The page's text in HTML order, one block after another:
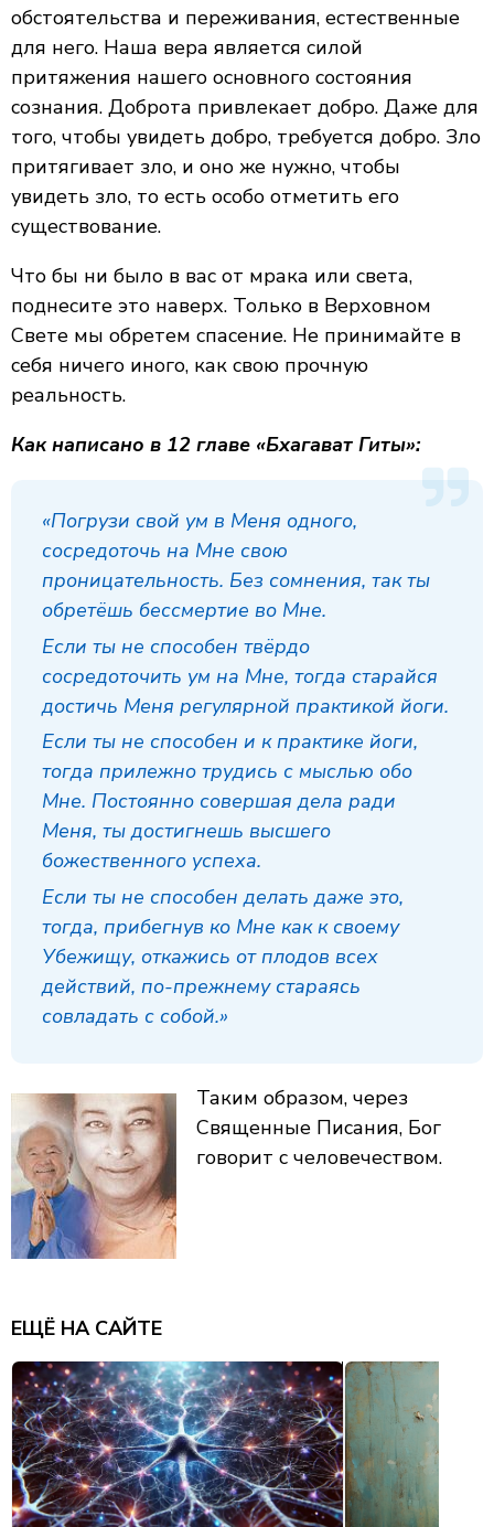
обстоятельства и переживания, естественные
для него. Наша вера является силой
притяжения нашего основного состояния
сознания. Доброта привлекает добро. Даже для
того, чтобы увидеть добро, требуется добро. Зло
притягивает зло, и оно же нужно, чтобы
увидеть зло, то есть особо отметить его
существование.
Что бы ни было в вас от мрака или света,
поднесите это наверх. Только в Верховном
Свете мы обретем спасение. Не принимайте в
себя ничего иного, как свою прочную
реальность.
Как написано в 12 главе «Бхагават Гиты»:
«Погрузи свой ум в Меня одного,
сосредоточь на Мне свою
проницательность. Без сомнения, так ты
обретёшь бессмертие во Мне.
Если ты не способен твёрдо
сосредоточить ум на Мне, тогда старайся
достичь Меня регулярной практикой йоги.
Если ты не способен и к практике йоги,
тогда прилежно трудись с мыслью обо
Мне. Постоянно совершая дела ради
Меня, ты достигнешь высшего
божественного успеха.
Если ты не способен делать даже это,
тогда, прибегнув ко Мне как к своему
Убежищу, откажись от плодов всех
действий, по-прежнему стараясь
совладать с собой.»
Таким образом, через
Священные Писания, Бог
говорит с человечеством.
ЕЩЁ НА САЙТЕ